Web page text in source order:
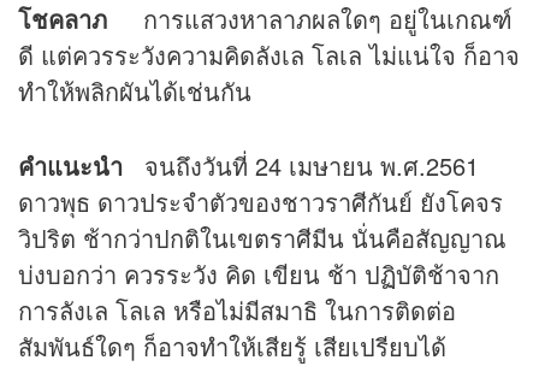
โชคลาภ การแสวงหาลาภผลใดๆ อยู่ในเกณฑ์
ดี แต่ควรระวังความคิดลังเล โลเล ไม่แน่ใจ ก็อาจ
ทำให้พลิกผันได้เช่นกัน
คำแนะนำ
จนถึงวันที่ 24 เมษายน พ.ศ.2561
ดาวพุธ ดาวประจำตัวของชาวราศีกันย์ ยังโคจร
วิปริต ช้ากว่าปกติในเขตราศีมีน นั่นคือสัญญาณ
บ่งบอกว่า ควรระวัง คิด เขียน ช้า ปฏิบัติช้าจาก
การลังเล โลเล หรือไม่มีสมาธิ ในการติดต่อ
สัมพันธ์ใดๆ ก็อาจทำให้เสียรู้ เสียเปรียบได้